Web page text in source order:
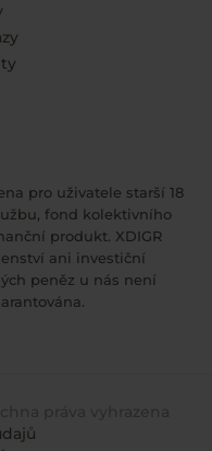
pro uživatele starší 18
fond kolektivního
produkt. XDIGR
ani investiční
peněz u nás není